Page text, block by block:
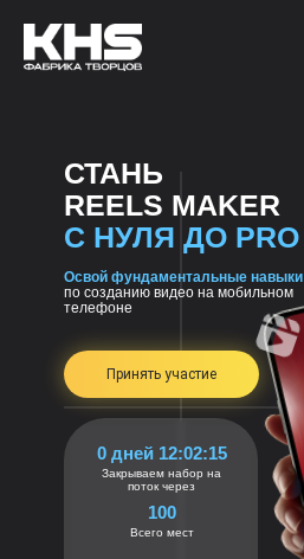
Закрываем набор на
поток через
0 дней 12:02:13
100
Всего мест
Принять участие
Освой фундаментальные навыки
по созданию видео на мобильном
телефоне
СТАНЬ
REELS MAKER
С НУЛЯ ДО PRO